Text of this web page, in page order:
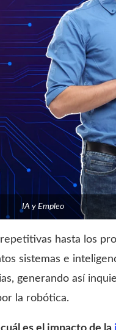
IA y Empleo
hasta los
sistemas e
generando así
la robótica.